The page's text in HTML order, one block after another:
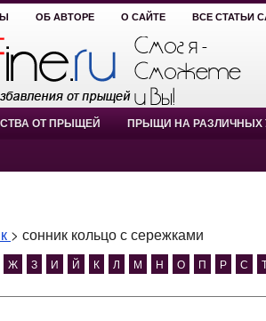
ОБ АВТОРЕ О САЙТЕ ВСЕ СТАТЬИ
ОТ ПРЫЩЕЙ ПРЫЩИ НА РАЗЛИЧНЫХ
> сонник кольцо с сережками
Ж З И Й К Л М Н О П Р С